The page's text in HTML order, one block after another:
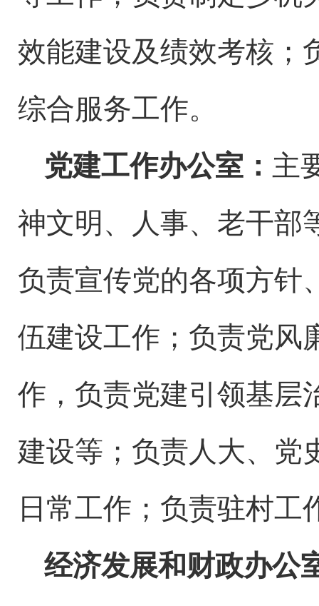
效能建设及绩效考核 ；
综合服务工作。
党建工作办公室 ： 主
神文明、
人事、 老干部
负责宣传党的各项方针
伍建设工作 ； 负责党风
作，负责党建引领基层
建设等； 负责人大、 党
日常工作 ； 负责驻村工
经济发展和财政办公